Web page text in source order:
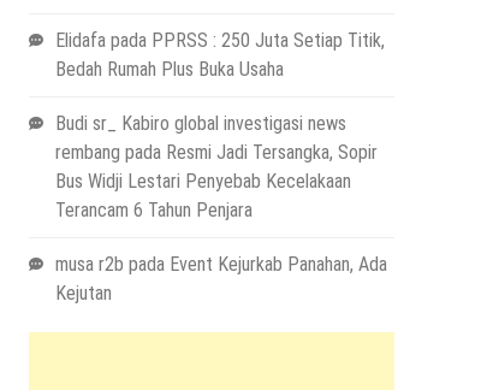
Elidafapada PPRSS : 250 Juta Setiap Titik,
Bedah Rumah Plus Buka Usaha
Budi sr_ Kabiro global investigasi news
rembang pada Resmi Jadi Tersangka, Sopir
Bus Widji Lestari Penyebab Kecelakaan
Terancam 6 Tahun Penjara
musa r2b pada Event Kejurkab Panahan, Ada
Kejutan